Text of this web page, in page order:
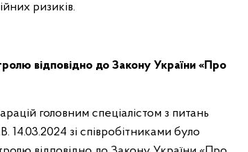
ризиків.
відповідно до Закону України «Про
головним спеціалістом з питань
14.03.2024 зі співробітниками було